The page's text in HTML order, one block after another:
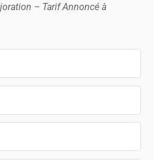
– Tarif Annoncé à